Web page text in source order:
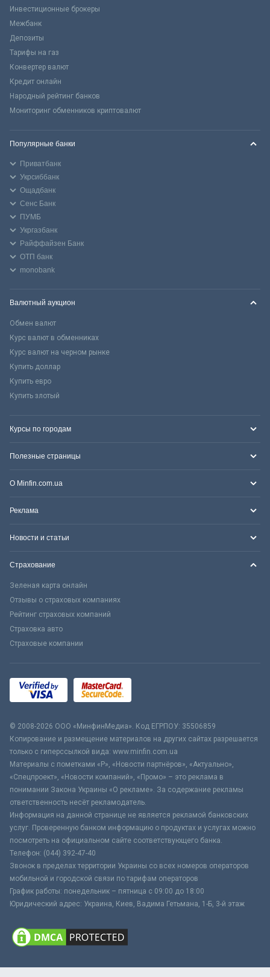
Инвестиционные брокеры
Межбанк
Депозиты
Тарифы на газ
Конвертер валют
Кредит онлайн
Народный рейтинг банков
Мониторинг обменников криптовалют
Популярные банки
Приватбанк
Укрсиббанк
Ощадбанк
Сенс Банк
ПУМБ
Укргазбанк
Райффайзен Банк
ОТП банк
monobank
Валютный аукцион
Обмен валют
Курс валют в обменниках
Курс валют на черном рынке
Купить доллар
Купить евро
Купить злотый
Курсы по городам
Полезные страницы
О Minfin.com.ua
Реклама
Новости и статьи
Страхование
Зеленая карта онлайн
Отзывы о страховых компаниях
Рейтинг страховых компаний
Страховка авто
Страховые компании
© 2008-2026 ООО «МинфинМедиа». Код ЕГРПОУ: 35506859
Копирование и размещение материалов на других сайтах разрешается
только с гиперссылкой вида: www.minfin.com.ua
Материалы с пометками «Р», «Новости партнёров», «Актуально»,
«Спецпроект», «Новости компаний», «Промо» – это реклама в
понимании Закона Украины «О рекламе». За содержание рекламы
ответственность несёт рекламодатель.
Информация на данной странице не является рекламой банковских
услуг. Проверенную банком информацию о продуктах и услугах можно
посмотреть на официальном сайте соответствующего банка.
Телефон: (044) 392-47-40
Звонок в пределах территории Украины со всех номеров операторов
мобильной и городской связи по тарифам операторов
График работы: понедельник – пятница с 09:00 до 18:00
Юридический адрес: Украина, Киев, Вадима Гетьмана, 1-Б, 3-й этаж